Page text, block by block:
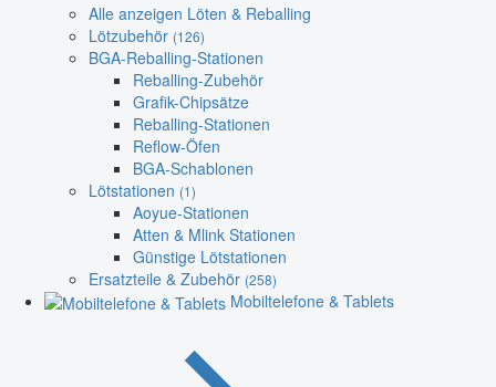
Alle anzeigen Löten & Reballing
Lötzubehör (126)
BGA-Reballing-Stationen
Reballing-Zubehör
Grafik-Chipsätze
Reballing-Stationen
Reflow-Öfen
BGA-Schablonen
Lötstationen (1)
Aoyue-Stationen
Atten & Mlink Stationen
Günstige Lötstationen
Ersatzteile & Zubehör (258)
Mobiltelefone & Tablets